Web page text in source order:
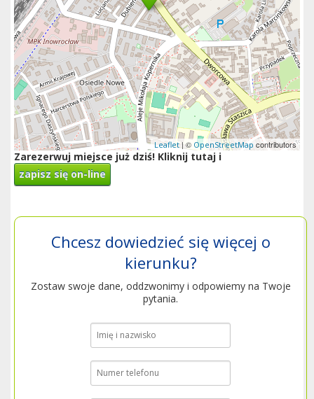
Leaflet | © OpenStreetMap contributors
Zarezerwuj miejsce już dziś! Kliknij tutaj i
zapisz się on-line
Chcesz dowiedzieć się więcej o
kierunku?
Zostaw swoje dane, oddzwonimy i odpowiemy na Twoje
pytania.